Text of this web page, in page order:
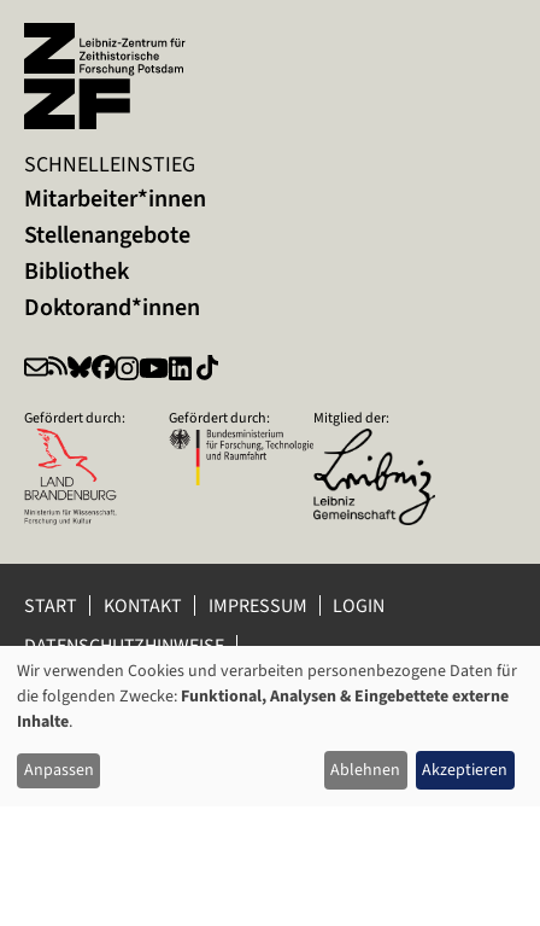
SCHNELLEINSTIEG
Mitarbeiter*innen
Stellenangebote
Bibliothek
Doktorand*innen
Gefördert durch: Gefördert durch: Mitglied der:
START KONTAKT IMPRESSUM
LOGIN
DATENSCHUTZHINWEISE
DATENSCHUTZ-EINSTELLUNGEN
HINWEISGEBERSCHUTZ
(ZZF) e.V.
VERWENDUNG
VON
PERSONENBEZOGENEN
DATEN
Wir verwenden Cookies und verarbeiten personenbezogene Daten für
die folgenden Zwecke: Funktional, Analysen & Eingebettete externe
Inhalte.
Anpassen Ablehnen Akzeptieren